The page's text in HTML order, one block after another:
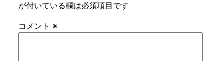
が付いている欄は必須項目です
コメント ※